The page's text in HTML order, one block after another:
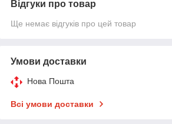
Відгуки про товар
Ще немає відгуків про цей товар
Умови доставки
Нова Пошта
Всі умови доставки